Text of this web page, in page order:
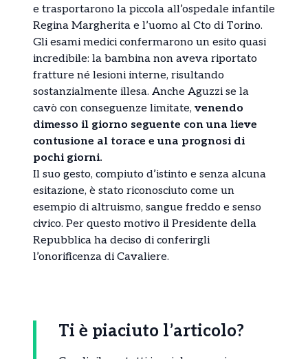
e trasportarono la piccola all’ospedale infantile
Regina Margherita e l’uomo al Cto di Torino.
Gli esami medici confermarono un esito quasi
incredibile: la bambina non aveva riportato
fratture né lesioni interne, risultando
sostanzialmente illesa. Anche Aguzzi se la
cavò con conseguenze limitate, venendo
dimesso il giorno seguente con una lieve
contusione al torace e una prognosi di
pochi giorni.
Il suo gesto, compiuto d’istinto e senza alcuna
esitazione, è stato riconosciuto come un
esempio di altruismo, sangue freddo e senso
civico. Per questo motivo il Presidente della
Repubblica ha deciso di conferirgli
l’onorificenza di Cavaliere.
Ti è piaciuto l’articolo?